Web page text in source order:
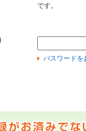
です。
）
パスワードを